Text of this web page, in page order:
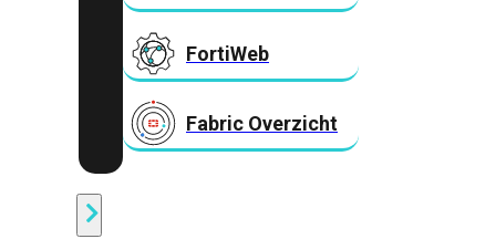
FortiWeb
Fabric Overzicht